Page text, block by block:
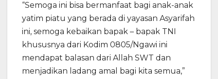
“Semoga ini bisa bermanfaat bagi anak-anak
yatim piatu yang berada di yayasan Asyarifah
ini, semoga kebaikan bapak – bapak TNI
khususnya dari Kodim 0805/Ngawi ini
mendapat balasan dari Allah SWT dan
menjadikan ladang amal bagi kita semua,”